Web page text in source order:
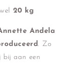
20 kg
Andela
. Zo
bij aan een